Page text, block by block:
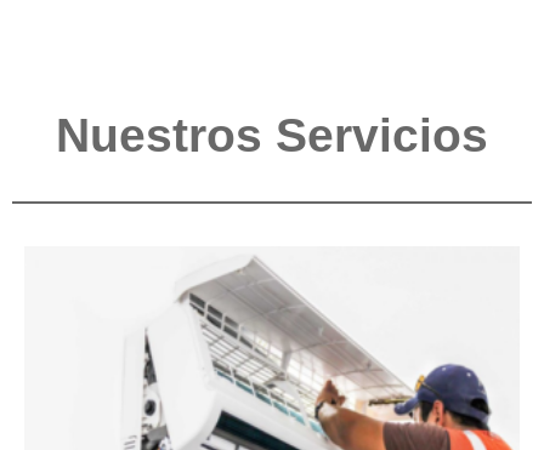
Nuestros Servicios